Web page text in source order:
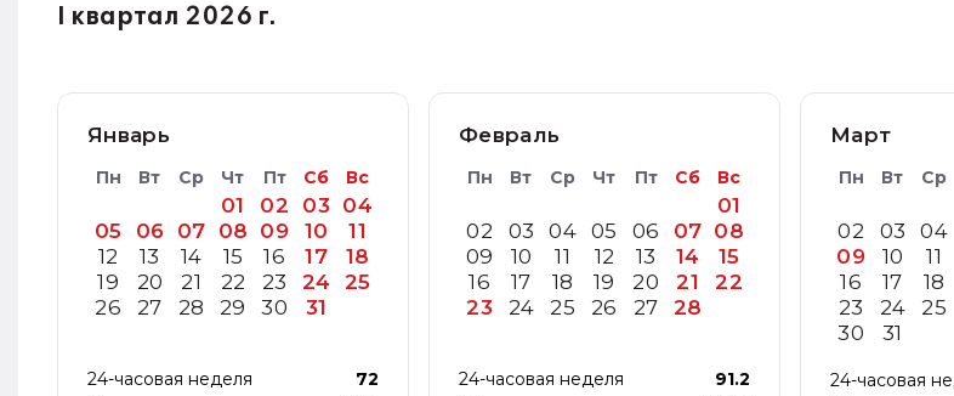
I квартал 2026 г.
Январь
Пн Вт Ср Чт Пт Сб Вс
01 02 03 04
05
06 07 08 09 10
11
12
13 14 15 16 17
18
19
20 21 22 23 24
25
26
27 28 29 30 31
24-часовая неделя
72
Февраль
Пн Вт Ср Чт Пт Сб Вс
01
02
03 04 05 06 07 08
09
10 11 12 13 14
15
16
17 18 19 20 21
22
23
24 25 26 27 28
24-часовая неделя
91.2
Март
Пн Вт Ср
02
03 04
09
10 11
16
17 18
23
24 25
30
31
24-часовая